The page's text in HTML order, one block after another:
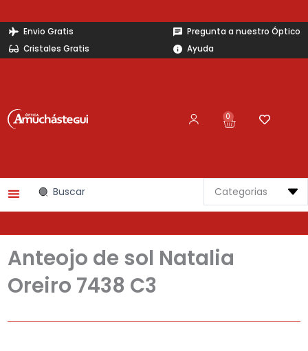
al
contenido
Envio Gratis
Cristales Gratis
Pregunta a nuestro Óptico
Ayuda
0
Carrito
Search
Anteojo de sol Natalia
Oreiro 7438 C3